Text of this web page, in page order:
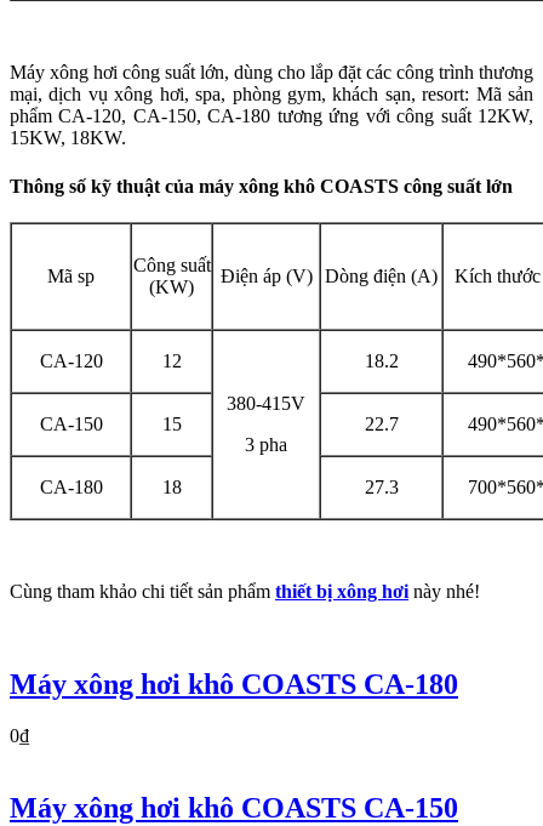
Máy xông hơi công suất lớn, dùng cho lắp đặt các công trình thương
mại, dịch vụ xông hơi, spa, phòng gym, khách sạn, resort: Mã sản
phẩm CA-120, CA-150, CA-180 tương ứng với công suất 12KW,
15KW, 18KW.
Thông số kỹ thuật của máy xông khô COASTS công suất lớn
Mã sp
Công suất
(KW)
Điện áp (V) Dòng điện (A) Kích
CA-120 12
380-415V
3 pha
18.2
CA-150 15 22.7
CA-180 18 27.3
Cùng tham khảo chi tiết sản phẩm thiết bị xông hơi này nhé!
Máy xông hơi khô COASTS CA-180
0₫
Máy xông hơi khô COASTS CA-150